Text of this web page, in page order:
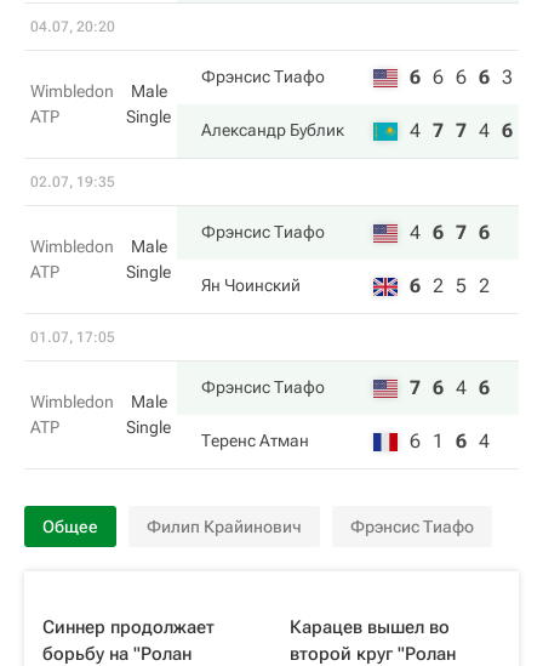
04.07, 20:20
Wimbledon
ATP
Male
Single
Фрэнсис Тиафо 6 6 6 6 3
Александр Бублик 4 7 7 4 6
02.07, 19:35
Wimbledon
ATP
Male
Single
Фрэнсис Тиафо 4 6 7 6
Ян Чоинский 6 2 5 2
01.07, 17:05
Wimbledon
ATP
Male
Single
Фрэнсис Тиафо 7 6 4 6
Теренс Атман 6 1 6 4
Общее Филип Крайинович Фрэнсис Тиафо
Синнер продолжает
борьбу на "Ролан
Карацев вышел во
второй круг "Ролан